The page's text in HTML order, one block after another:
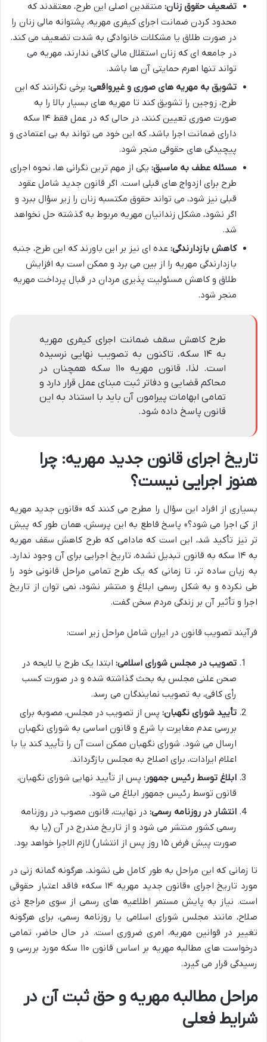
تضعیف حقوق زنان: منتقدین اصلی این طرح، معتقدند که
محدود کردن ضمانت اجرای کیفری مهریه، پشتوانه مالی زنان را
در صورت طلاق یا مشکلات خانوادگی به شدت تضعیف می کند.
در جامعه ای که زنان استقلال مالی کافی ندارند، مهریه می
تواند تنها اهرم حمایتی آن ها باشد.
تشویق به مهریه های صوری و غیرواقعی: برخی نگرانند که این
طرح، زوجین را تشویق کند تا مهریه های بسیار بالا را به
صورت صوری تعیین کنند، در حالی که در عمل فقط ۱۴ سکه
دارای ضمانت اجرا باشد، که این خود می تواند به بی اعتمادی و
پیچیدگی های حقوقی منجر شود.
مسئله عطف به ماسبق: یکی از مهم ترین نگرانی ها، نحوه اجرای
طرح برای ازدواج های قبلی است. اگر قانون جدید شامل عقود
قبلی نیز شود، می تواند حقوق مکتسبه زنان را زیر سؤال ببرد و
اگر نشود، مشکل زندانیان مهریه مربوط به گذشته حل نخواهد
شد.
کاهش بازدارندگی: عده ای نیز بر این باورند که این طرح، جنبه
بازدارندگی مهریه را از بین می برد و ممکن است به افزایش
طلاق و کاهش مسئولیت پذیری مردان در قبال پرداخت مهریه
منجر شود.
طرح کاهش سقف ضمانت اجرای کیفری مهریه
به ۱۴ سکه، تاکنون به تصویب نهایی نرسیده
است. لذا، قانون مهریه ۱۱۰ سکه همچنان در
محاکم قضایی و دفاتر ثبت مبنای عمل قرار دارد و
تمامی ابهامات پیرامون آن باید با استناد به این
قانون پاسخ داده شود.
تاریخ اجرای قانون جدید مهریه: چرا
هنوز اجرایی نیست؟
بسیاری از افراد این سؤال را مطرح می کنند که «قانون جدید مهریه
از کی اجرا می شود؟» پاسخ قاطع به این پرسش، همان طور که پیش
تر نیز تأکید شد، این است که مادامی که طرح کاهش سقف مهریه
به ۱۴ سکه به قانون تبدیل نشده، تاریخ اجرایی برای آن وجود ندارد.
به زبان ساده تر، تا زمانی که یک طرح تمامی مراحل قانونی خود را
طی نکرده و به شکل رسمی ابلاغ و منتشر نشود، نمی توان از تاریخ
اجرا و تأثیر آن بر زندگی مردم سخن گفت.
فرآیند تصویب قانون در ایران شامل مراحل زیر است:
تصویب در مجلس شورای اسلامی: ابتدا یک طرح یا لایحه در
صحن علنی مجلس به بحث گذاشته شده و در صورت کسب
رأی کافی، به تصویب نمایندگان می رسد.
تأیید شورای نگهبان: پس از تصویب در مجلس، مصوبه برای
بررسی عدم مغایرت با شرع و قانون اساسی به شورای نگهبان
ارسال می شود. شورای نگهبان ممکن است آن را تأیید کند یا با
اعلام ایرادات، برای اصلاح به مجلس بازگرداند.
ابلاغ توسط رئیس جمهور: پس از تأیید نهایی شورای نگهبان،
قانون توسط رئیس جمهور ابلاغ می شود.
انتشار در روزنامه رسمی: در نهایت، قانون مصوب در روزنامه
رسمی کشور منتشر می شود و از تاریخ مندرج در آن (یا به
صورت پیش فرض ۱۵ روز پس از انتشار) لازم الاجرا خواهد بود.
تا زمانی که این مراحل به طور کامل طی نشوند، هرگونه گمانه زنی در
مورد تاریخ اجرای «قانون جدید مهریه ۱۴ سکه» فاقد اعتبار حقوقی
است. نیاز به پایش مستمر اطلاعیه های رسمی از سوی مراجع ذی
صلاح، مانند مجلس شورای اسلامی یا روزنامه رسمی، برای هرگونه
تغییر در قوانین مهریه، امری ضروری است. در حال حاضر، تمامی
درخواست های مطالبه مهریه بر اساس قانون ۱۱۰ سکه مورد بررسی و
رسیدگی قرار می گیرد.
مراحل مطالبه مهریه و حق ثبت آن در
شرایط فعلی